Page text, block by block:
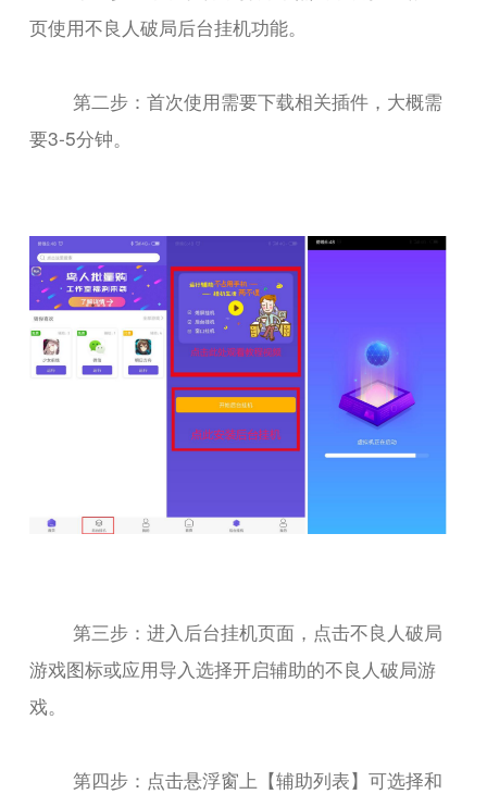
页使用不良人破局后台挂机功能。
第二步：首次使用需要下载相关插件，大概需
要3-5分钟。
第三步：进入后台挂机页面，点击不良人破局
游戏图标或应用导入选择开启辅助的不良人破局游
戏。
第四步：点击悬浮窗上【辅助列表】可选择和